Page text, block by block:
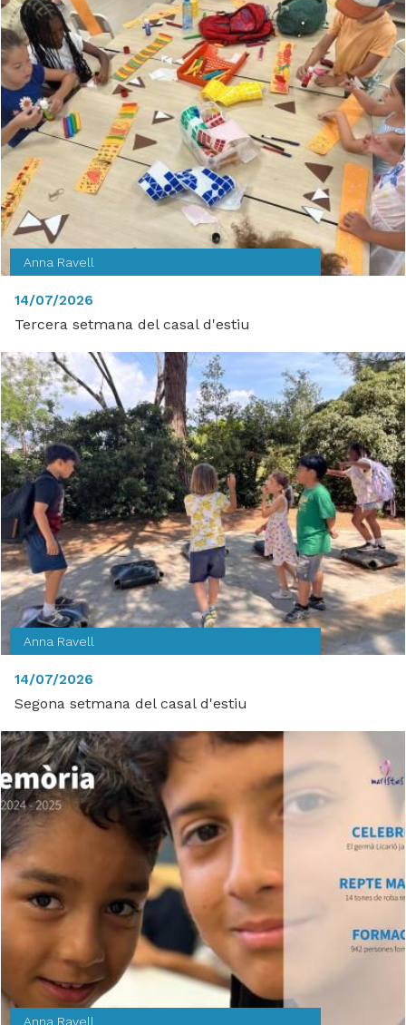
Anna Ravell
14/07/2026
Tercera setmana del casal d'estiu
Anna Ravell
14/07/2026
Segona setmana del casal d'estiu
Anna Ravell